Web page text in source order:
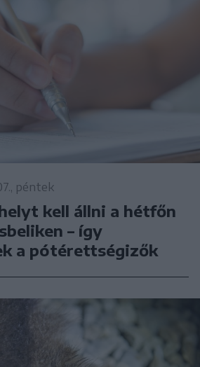
péntek
kell állni a hétfőn
– így
a pótérettségizők